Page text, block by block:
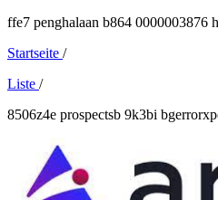
ffe7 penghalaan b864
Startseite /
Liste /
8506z4e prospectsb 9k3bi